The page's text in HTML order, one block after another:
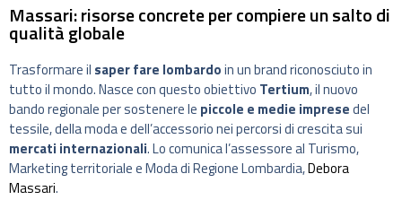
Massari: risorse concrete per compiere un salto di
qualità globale
Trasformare il saper fare lombardoin un brand riconosciuto in
tutto il mondo. Nasce con questo obiettivo Tertium, il nuovo
bando regionale per sostenere le piccole e medie impresedel
tessile, della moda e dell’accessorio nei percorsi di crescita sui
mercati internazionali. Lo comunica l’assessore al Turismo,
Marketing territoriale e Moda di Regione Lombardia,Debora
Massari.